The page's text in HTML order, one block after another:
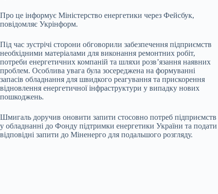
Про це інформує Міністерство енергетики через Фейсбук,
повідомляє Укрінформ.
Під час зустрічі сторони обговорили забезпечення підприємств
необхідними матеріалами для виконання ремонтних робіт,
потреби енергетичних компаній та шляхи розв’язання наявних
проблем. Особлива увага була зосереджена на формуванні
запасів обладнання для швидкого реагування та прискорення
відновлення енергетичної інфраструктури у випадку нових
пошкоджень.
Шмигаль доручив оновити запити стосовно потреб підприємств
у обладнанні до Фонду підтримки енергетики України та подати
відповідні запити до Міненерго для подальшого розгляду.